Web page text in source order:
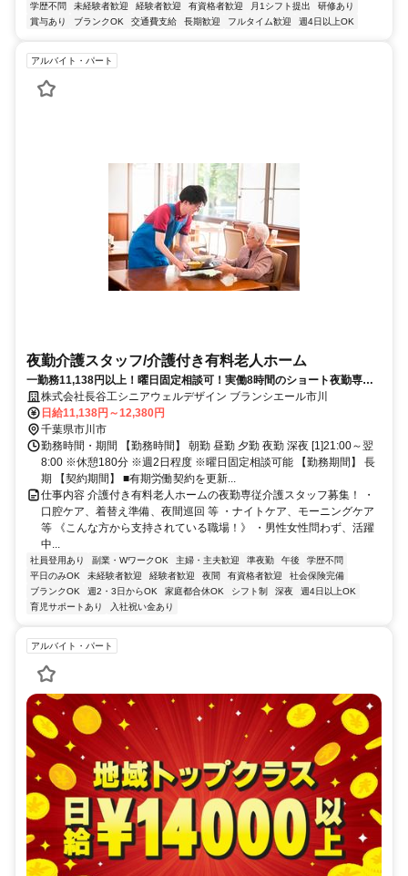
学歴不問
未経験者歓迎 経験者歓迎 有資格者歓迎 月1シフト提出
研修あり
賞与あり
ブランクOK 交通費支給 長期歓迎 フルタイム歓迎 週4日以上OK
アルバイト・パート
夜勤介護スタッフ/介護付き有料老人ホーム
一勤務11,138円以上！曜日固定相談可！実働8時間のショート夜勤専
従！株式会社長谷工シニアウェルデザイン ブランシエール市川
日給11,138円～12,380円
千葉県市川市
勤務時間・期間 【勤務時間】 朝勤 昼勤 夕勤 夜勤 深夜 [1]21:00～翌
8:00 ※休憩180分 ※週2日程度 ※曜日固定相談可能 【勤務期間】 長
期 【契約期間】 ■有期労働契約を更新...
仕事内容 介護付き有料老人ホームの夜勤専従介護スタッフ募集！ ・
口腔ケア、着替え準備、夜間巡回 等 ・ナイトケア、モーニングケア
等 《こんな方から支持されている職場！》 ・男性女性問わず、活躍
中...
社員登用あり 副業・WワークOK 主婦・主夫歓迎 準夜勤 午後
学歴不問
平日のみOK
未経験者歓迎 経験者歓迎 夜間 有資格者歓迎
社会保険完備
ブランクOK
週2・3日からOK 家庭都合休OK シフト制 深夜
週4日以上OK
育児サポートあり
入社祝い金あり
アルバイト・パート